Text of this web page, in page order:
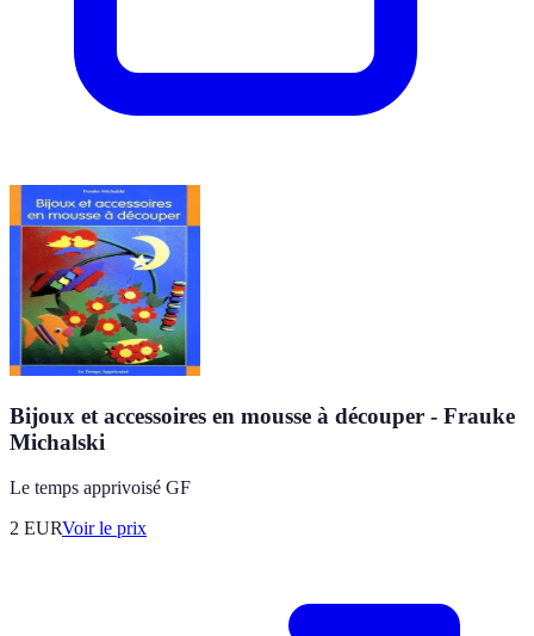
Bijoux et accessoires en mousse à découper - Frauke
Michalski
Le temps apprivoisé GF
2 EURVoir le prix